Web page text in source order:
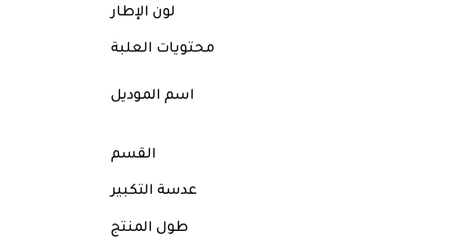
لون الإطار
محتويات العلبة
اسم الموديل
القسم
عدسة التكبير
طول المنتج